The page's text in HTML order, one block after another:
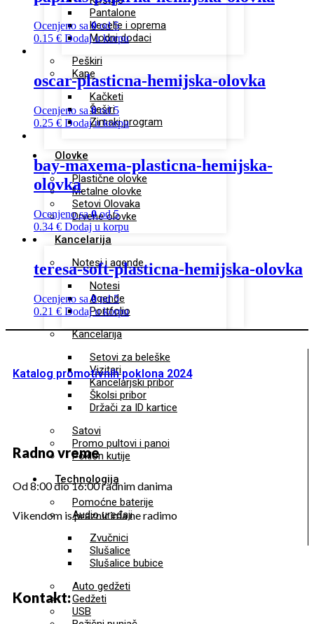
Pantalone
Kecelje i oprema
Modni dodaci
Peškiri
Kape
Kačketi
Šeširi
Zimski program
Olovke
Plastične olovke
Metalne olovke
Setovi Olovaka
Drvene olovke
Kancelarija
Notesi i agende
Notesi
Agende
Portfolio
Kancelarija
Setovi za beleške
Vizitari
Kancelarjski pribor
Školsi pribor
Držači za ID kartice
Satovi
Promo pultovi i panoi
Poklon kutije
Technologija
Pomoćne baterije
Audio uređaji
Zvučnici
Slušalice
Slušalice bubice
Auto gedžeti
Gedžeti
USB
Ocenjeno sa0od 5
0.15 € Dodaj u korpu
oscar-plasticna-hemijska-olovka
Ocenjeno sa0od 5
0.25 € Dodaj u korpu
bay-maxema-plasticna-hemijska-
olovka
Ocenjeno sa0od 5
0.34 € Dodaj u korpu
teresa-soft-plasticna-hemijska-olovka
Ocenjeno sa0od 5
0.21 € Dodaj u korpu
Katalog promotivnih poklona 2024
Radno vreme
Od 8:00 dio 16:00 radnim danima
Vikendom is praznicima ne radimo
Kontakt: